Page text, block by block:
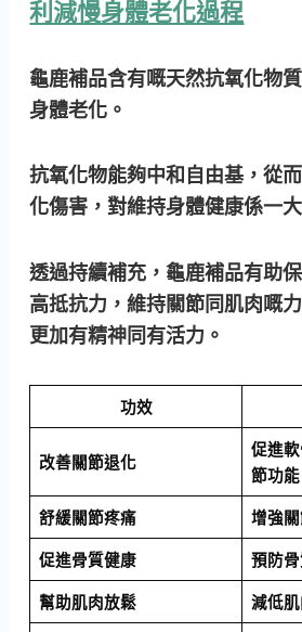
利減慢身體老化過程
龜鹿補品含有嘅天然抗氧化物
身體老化。
抗氧化物能夠中和自由基，從
化傷害，對維持身體健康係一
透過持續補充，龜鹿補品有助
高抵抗力，維持關節同肌肉嘅
更加有精神同有活力。
功效
改善關節退化
促進
節功能
舒緩關節疼痛
增強
促進骨質健康
預防
幫助肌肉放鬆
減低